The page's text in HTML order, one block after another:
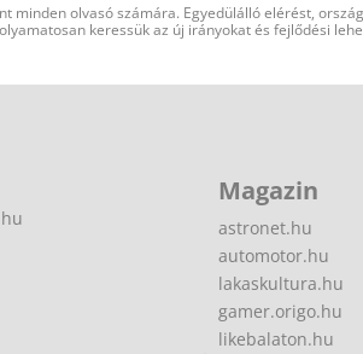
minden olvasó számára. Egyedülálló elérést,
keressük az új irányokat és fejlődési
Magazin
astronet.hu
automotor.hu
lakaskultura.hu
gamer.origo.hu
likebalaton.hu